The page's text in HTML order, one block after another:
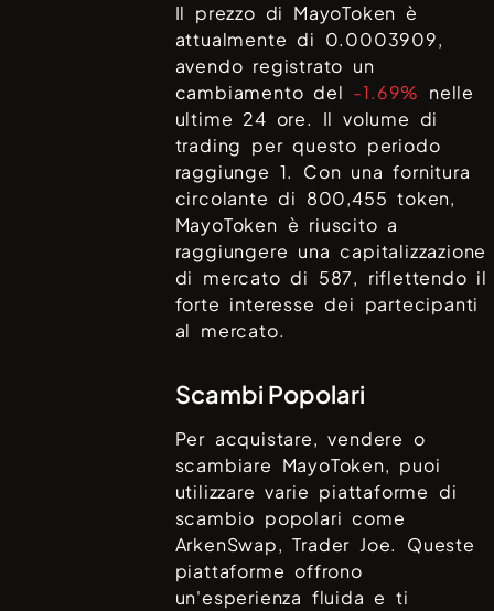
Il prezzo di MayoToken è
attualmente di 0.0003909,
avendo registrato un
cambiamento del -1.69% nelle
ultime 24 ore. Il volume di
trading per questo periodo
raggiunge 1. Con una fornitura
circolante di 800,455token,
MayoToken è riuscito a
raggiungere una capitalizzazione
di mercato di 587, riflettendo il
forte interesse dei partecipanti
al mercato.
Scambi Popolari
Per acquistare, vendere o
scambiare MayoToken, puoi
utilizzare varie piattaforme di
scambio popolari come
ArkenSwap, Trader Joe. Queste
piattaforme offrono
un'esperienza fluida e ti